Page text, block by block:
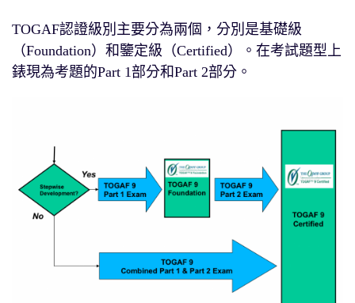
TOGAF認證級別主要分為兩個，分別是基礎級
（Foundation）和鑒定級（Certified）。在考試題型上
錶現為考題的Part 1部分和Part 2部分。